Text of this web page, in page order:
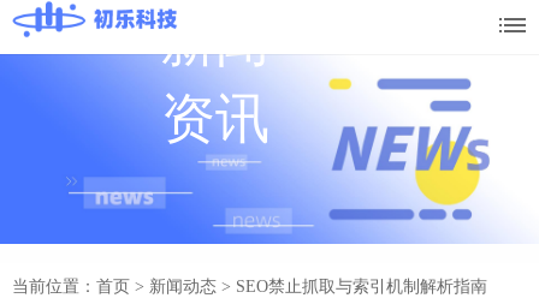
新闻
资讯
当前位置：首页 > 新闻动态 > SEO禁止抓取与索引机制解析指南